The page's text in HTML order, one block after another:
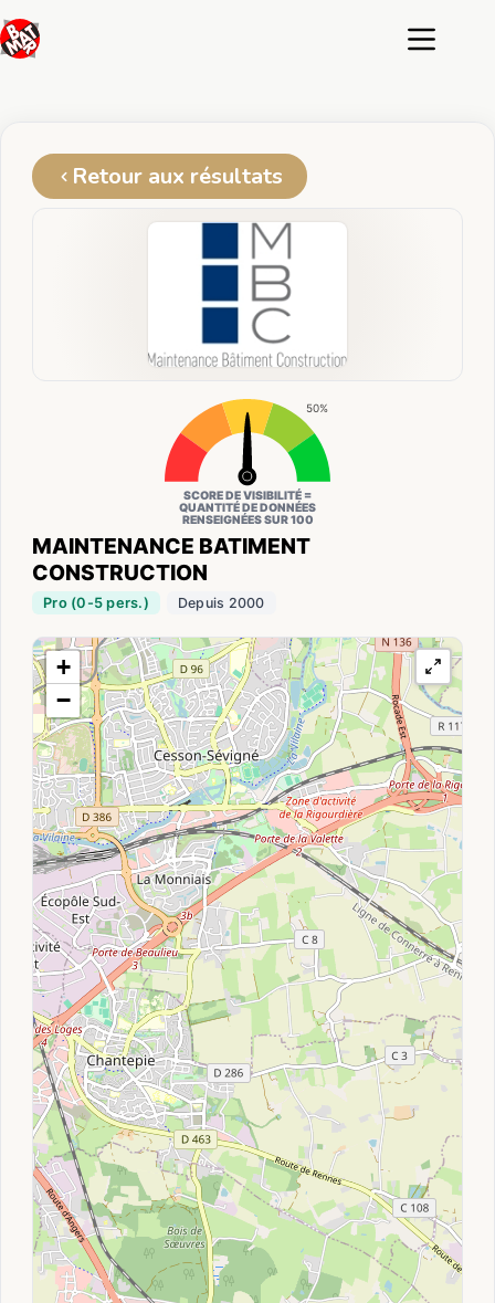
au
contenu
Retour aux résultats
MAINTENANCE BATIMENT
CONSTRUCTION
Pro (0-5 pers.) Depuis 2000
50%
SCORE DE VISIBILITÉ =
QUANTITÉ DE DONNÉES
RENSEIGNÉES SUR 100
+
−